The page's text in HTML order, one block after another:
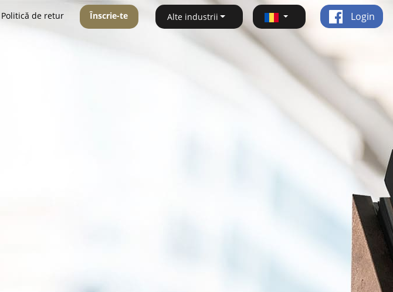
Politică de retur Înscrie-te Alte industrii Login